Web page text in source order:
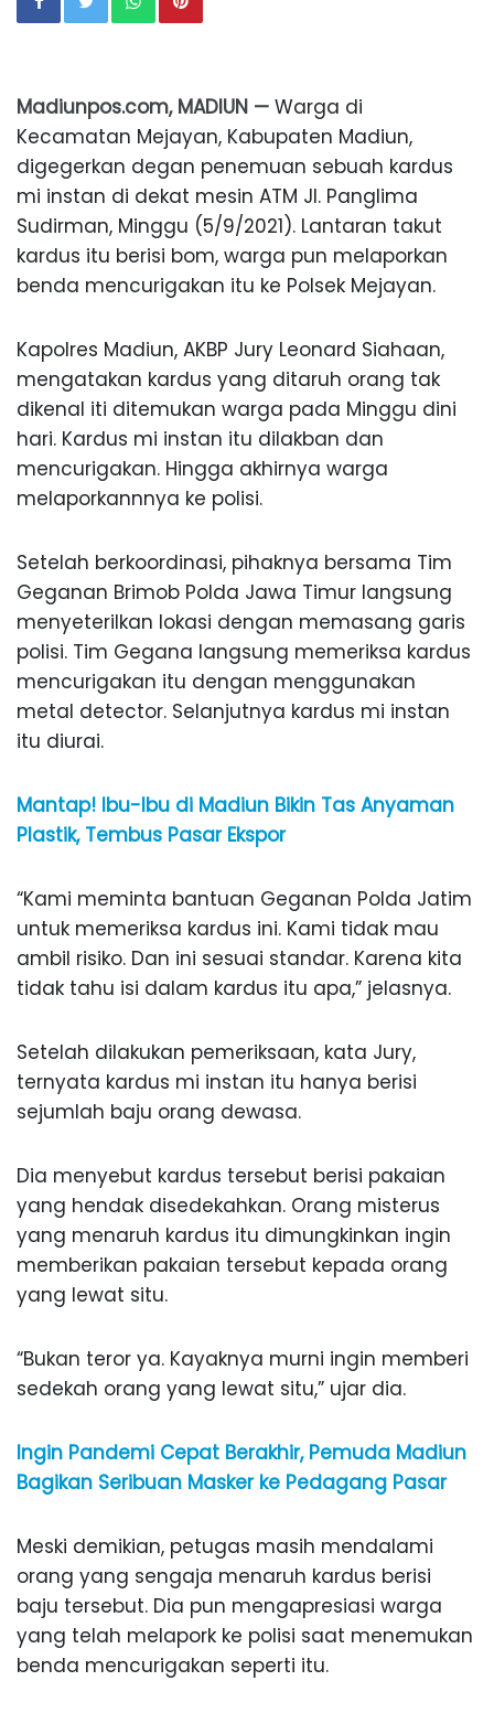
Madiunpos.com, MADIUN — Warga di
Kecamatan Mejayan, Kabupaten Madiun,
digegerkan degan penemuan sebuah kardus
mi instan di dekat mesin ATM Jl. Panglima
Sudirman, Minggu (5/9/2021). Lantaran takut
kardus itu berisi bom, warga pun melaporkan
benda mencurigakan itu ke Polsek Mejayan.
Kapolres Madiun, AKBP Jury Leonard Siahaan,
mengatakan kardus yang ditaruh orang tak
dikenal iti ditemukan warga pada Minggu dini
hari. Kardus mi instan itu dilakban dan
mencurigakan. Hingga akhirnya warga
melaporkannnya ke polisi.
Setelah berkoordinasi, pihaknya bersama Tim
Geganan Brimob Polda Jawa Timur langsung
menyeterilkan lokasi dengan memasang garis
polisi. Tim Gegana langsung memeriksa kardus
mencurigakan itu dengan menggunakan
metal detector. Selanjutnya kardus mi instan
itu diurai.
Mantap! Ibu-Ibu di Madiun Bikin Tas Anyaman
Plastik, Tembus Pasar Ekspor
“Kami meminta bantuan Geganan Polda Jatim
untuk memeriksa kardus ini. Kami tidak mau
ambil risiko. Dan ini sesuai standar. Karena kita
tidak tahu isi dalam kardus itu apa,” jelasnya.
Setelah dilakukan pemeriksaan, kata Jury,
ternyata kardus mi instan itu hanya berisi
sejumlah baju orang dewasa.
Dia menyebut kardus tersebut berisi pakaian
yang hendak disedekahkan. Orang misterus
yang menaruh kardus itu dimungkinkan ingin
memberikan pakaian tersebut kepada orang
yang lewat situ.
“Bukan teror ya. Kayaknya murni ingin memberi
sedekah orang yang lewat situ,” ujar dia.
Ingin Pandemi Cepat Berakhir, Pemuda Madiun
Bagikan Seribuan Masker ke Pedagang Pasar
Meski demikian, petugas masih mendalami
orang yang sengaja menaruh kardus berisi
baju tersebut. Dia pun mengapresiasi warga
yang telah melapork ke polisi saat menemukan
benda mencurigakan seperti itu.